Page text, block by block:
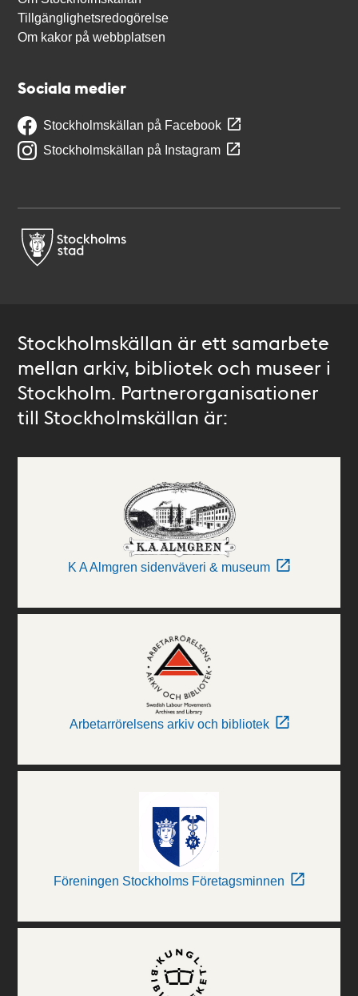
Tillgänglighetsredogörelse
Om kakor på webbplatsen
Sociala medier
Stockholmskällan på Facebook
Stockholmskällan på Instagram
Stockholmskällan är ett samarbete
mellan arkiv, bibliotek och museer i
Stockholm. Partnerorganisationer
till Stockholmskällan är:
K A Almgren sidenväveri & museum
Arbetarrörelsens arkiv och bibliotek
Föreningen Stockholms Företagsminnen